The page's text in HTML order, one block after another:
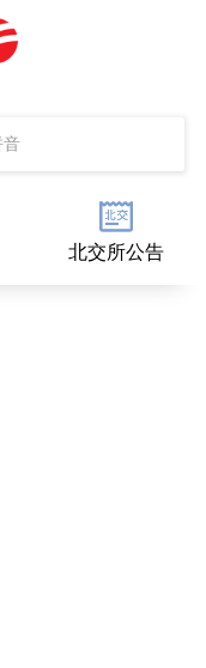
音
北交所公告